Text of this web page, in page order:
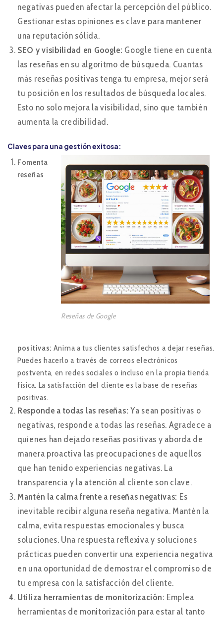
negativas pueden afectar la percepción del público.
Gestionar estas opiniones es clave para mantener
una reputación sólida.
SEO y visibilidad en Google: Google tiene en cuenta
las reseñas en su algoritmo de búsqueda. Cuantas
más reseñas positivas tenga tu empresa, mejor será
tu posición en los resultados de búsqueda locales.
Esto no solo mejora la visibilidad, sino que también
aumenta la credibilidad.
Claves para una gestión exitosa:
Reseñas de Google
Fomenta
reseñas
positivas: Anima a tus clientes satisfechos a dejar reseñas.
Puedes hacerlo a través de correos electrónicos
postventa, en redes sociales o incluso en la propia tienda
física. La satisfacción del cliente es la base de reseñas
positivas.
Responde a todas las reseñas: Ya sean positivas o
negativas, responde a todas las reseñas. Agradece a
quienes han dejado reseñas positivas y aborda de
manera proactiva las preocupaciones de aquellos
que han tenido experiencias negativas. La
transparencia y la atención al cliente son clave.
Mantén la calma frente a reseñas negativas: Es
inevitable recibir alguna reseña negativa. Mantén la
calma, evita respuestas emocionales y busca
soluciones. Una respuesta reflexiva y soluciones
prácticas pueden convertir una experiencia negativa
en una oportunidad de demostrar el compromiso de
tu empresa con la satisfacción del cliente.
Utiliza herramientas de monitorización: Emplea
herramientas de monitorización para estar al tanto